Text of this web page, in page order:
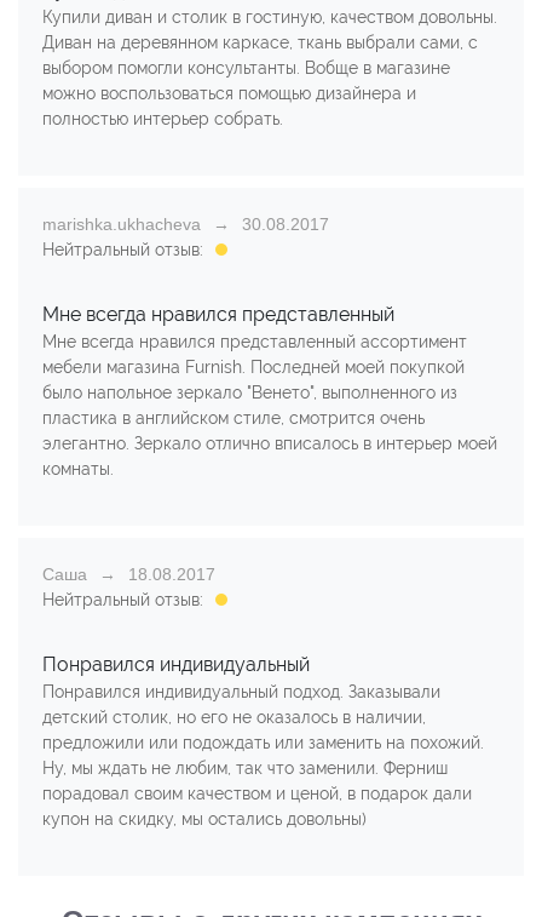
Купили диван и столик в гостиную, качеством довольны.
Диван на деревянном каркасе, ткань выбрали сами, с
выбором помогли консультанты. Вобще в магазине
можно воспользоваться помощью дизайнера и
полностью интерьер собрать.
marishka.ukhacheva
30.08.2017
Нейтральный отзыв:
Мне всегда нравился представленный
Мне всегда нравился представленный ассортимент
мебели магазина Furnish. Последней моей покупкой
было напольное зеркало "Венето", выполненного из
пластика в английском стиле, смотрится очень
элегантно. Зеркало отлично вписалось в интерьер моей
комнаты.
Саша
18.08.2017
Нейтральный отзыв:
Понравился индивидуальный
Понравился индивидуальный подход. Заказывали
детский столик, но его не оказалось в наличии,
предложили или подождать или заменить на похожий.
Ну, мы ждать не любим, так что заменили. Ферниш
порадовал своим качеством и ценой, в подарок дали
купон на скидку, мы остались довольны)